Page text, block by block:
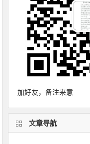
加好友，备注来意
文章导航